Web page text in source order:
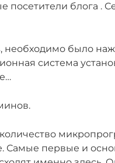
посетители блога .
необходимо было
система
Самые первые и